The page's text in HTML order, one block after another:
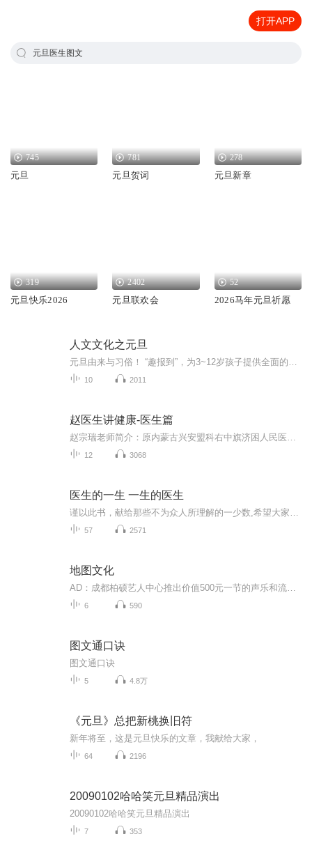
打开APP
元旦医生图文
745
元旦
781
元旦贺词
278
元旦新章
319
元旦快乐2026
2402
元旦联欢会
52
2026马年元旦祈愿
人文文化之元旦
10 2011
赵医生讲健康-医生篇
12 3068
医生的一生 一生的医生
57 2571
地图文化
6 590
图文通口诀
图文通口诀
5 4.8万
《元旦》总把新桃换旧符
新年将至，这是元旦快乐的文章，我献给大家，
64 2196
20090102哈哈笑元旦精品演出
20090102哈哈笑元旦精品演出
7 353